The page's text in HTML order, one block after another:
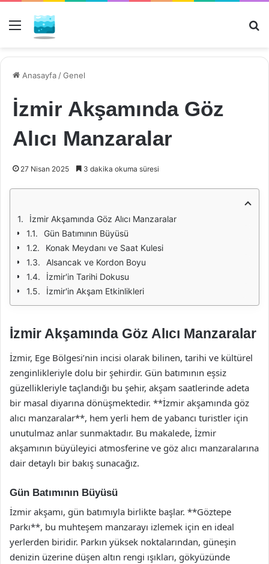
Menü
Anasayfa /Genel
İzmir Akşamında Göz
Alıcı Manzaralar
27 Nisan 2025 3 dakika okuma süresi
İzmir Akşamında Göz Alıcı Manzaralar
Gün Batımının Büyüsü
Konak Meydanı ve Saat Kulesi
Alsancak ve Kordon Boyu
İzmir'in Tarihi Dokusu
İzmir'in Akşam Etkinlikleri
İzmir Akşamında Göz Alıcı Manzaralar
İzmir, Ege Bölgesi’nin incisi olarak bilinen, tarihi ve kültürel
zenginlikleriyle dolu bir şehirdir. Gün batımının eşsiz
güzellikleriyle taçlandığı bu şehir, akşam saatlerinde adeta
bir masal diyarına dönüşmektedir. **İzmir akşamında göz
alıcı manzaralar**, hem yerli hem de yabancı turistler için
unutulmaz anlar sunmaktadır. Bu makalede, İzmir
akşamının büyüleyici atmosferine ve göz alıcı manzaralarına
dair detaylı bir bakış sunacağız.
Gün Batımının Büyüsü
İzmir akşamı, gün batımıyla birlikte başlar. **Göztepe
Parkı**, bu muhteşem manzarayı izlemek için en ideal
yerlerden biridir. Parkın yüksek noktalarından, güneşin
denizin üzerine düşen altın rengi ışıkları, gökyüzünde